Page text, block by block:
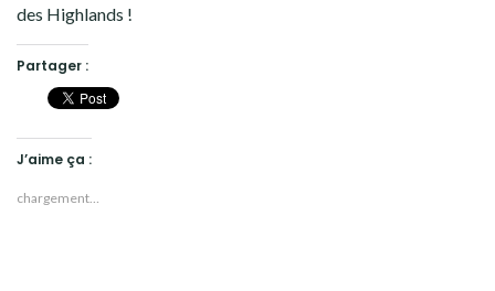
des Highlands !
Partager :
J’aime ça :
chargement…